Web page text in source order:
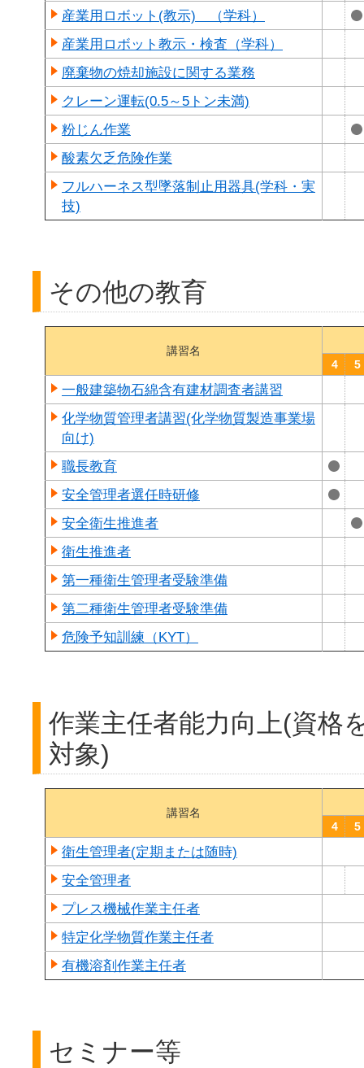
産業用ロボット(教示) （学科）
産業用ロボット教示・検査（学科）
廃棄物の焼却施設に関する業務
クレーン運転(0.5～5トン未満)
粉じん作業
酸素欠乏危険作業
フルハーネス型墜落制止用器具(学科・実
技)
その他の教育
講習名
4
5
一般建築物石綿含有建材調査者講習
化学物質管理者講習(化学物質製造事業場
向け)
職長教育
安全管理者選任時研修
安全衛生推進者
衛生推進者
第一種衛生管理者受験準備
第二種衛生管理者受験準備
危険予知訓練（KYT）
作業主任者能力向上(資格
対象)
講習名
4
5
衛生管理者(定期または随時)
安全管理者
プレス機械作業主任者
特定化学物質作業主任者
有機溶剤作業主任者
セミナー等